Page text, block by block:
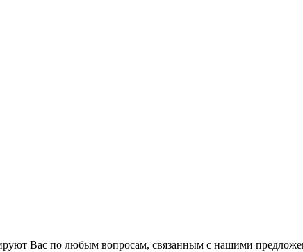
Вас по любым вопросам, связанным с нашими